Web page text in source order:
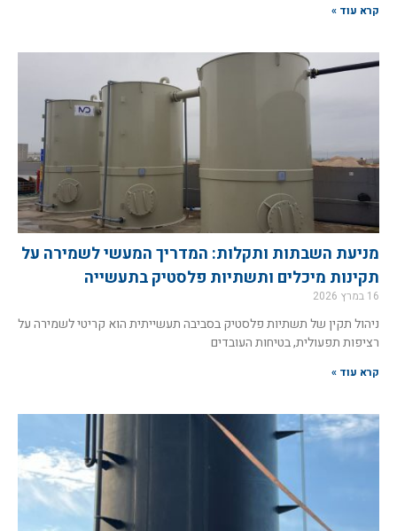
קרא עוד »
מניעת השבתות ותקלות: המדריך המעשי לשמירה על
תקינות מיכלים ותשתיות פלסטיק בתעשייה
16 במרץ 2026
ניהול תקין של תשתיות פלסטיק בסביבה תעשייתית הוא קריטי לשמירה על
רציפות תפעולית, בטיחות העובדים
קרא עוד »